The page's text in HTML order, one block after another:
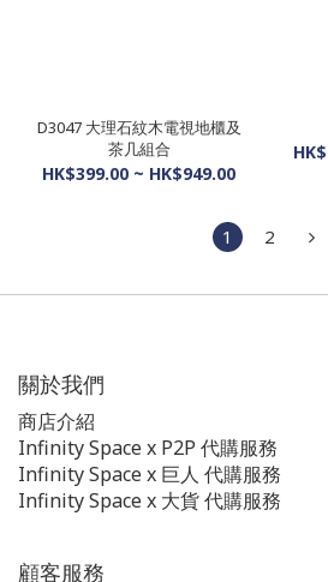
D3047 大理石紋木電視地櫃及
茶几組合
HK$399.00 ~ HK$949.00
1 2
關於我們
商店介紹
Infinity Space x P2P 代購服務
Infinity Space x 巨人 代購服務
Infinity Space x 大貨 代購服務
顧客服務